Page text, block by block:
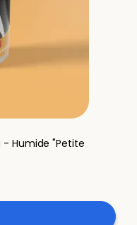
Humide "Petite